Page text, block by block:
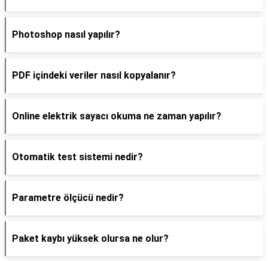
Photoshop nasıl yapılır?
PDF içindeki veriler nasıl kopyalanır?
Online elektrik sayacı okuma ne zaman yapılır?
Otomatik test sistemi nedir?
Parametre ölçücü nedir?
Paket kaybı yüksek olursa ne olur?